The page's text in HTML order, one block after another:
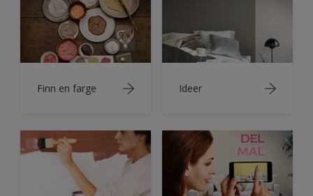
Finn en farge Ideer